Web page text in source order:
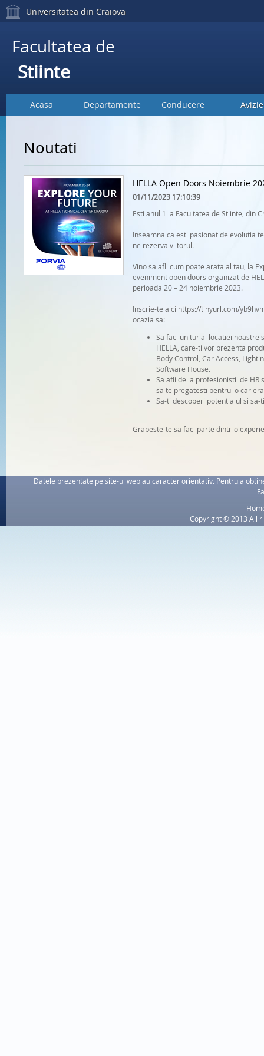
Universitatea din Craiova
Facultatea de
Stiinte
Acasa Departamente Conducere
Noutati
HELLA Open Doors Noiembrie
01/11/2023 17:10:39
Esti anul 1 la Facultatea de Stiinte, din
Inseamna ca esti pasionat de evolutia
ne rezerva viitorul.
Vino sa afli cum poate arata al tau, la
eveniment open doors organizat de
perioada 20 – 24 noiembrie 2023.
Inscrie-te aici https://tinyurl.com/
ocazia sa:
Sa faci un tur al locatiei noastre
HELLA, care-ti vor prezenta
Body Control, Car Access,
Software House.
Sa afli de la profesionistii de HR
sa te pregatesti pentru o
Sa-ti descoperi potentialul si sa-
Grabeste-te sa faci parte dintr-o
Datele prezentate pe site-ul web au caracter orientativ. Pentru a
Copyright © 2013 All